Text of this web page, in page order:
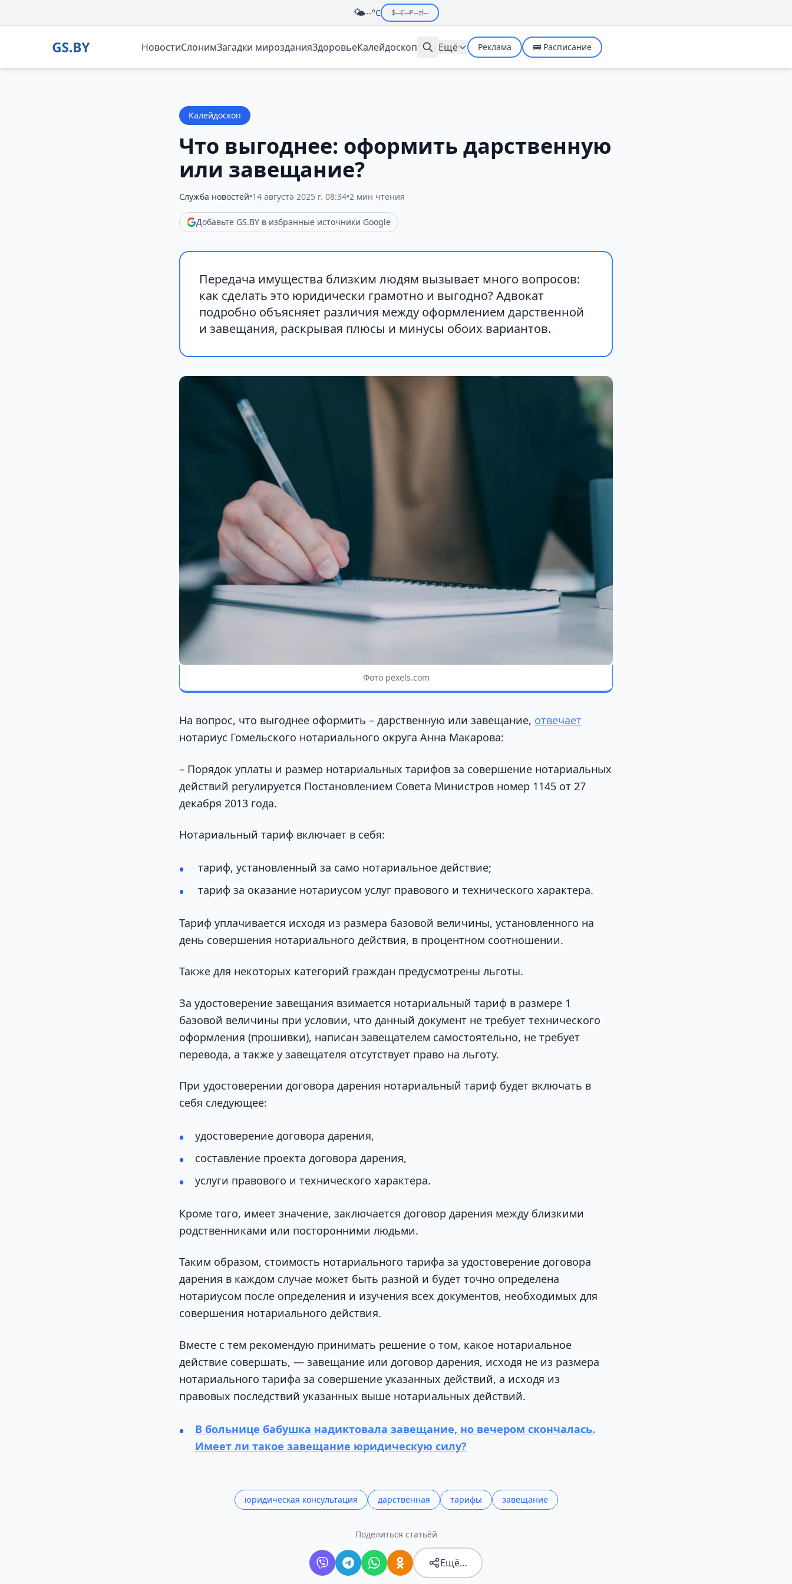
🌤️--°C $--€--₽--zł--
НовостиСлонимЗагадки мирозданияЗдоровьеКалейдоскоп Ещё Реклама 🚌 Расписание
Калейдоскоп
Что выгоднее: оформить дарственную
или завещание?
Служба новостей•14 августа 2025 г. 08:34•2 мин чтения
Добавьте GS.BY в избранные источники Google
Передача имущества близким людям вызывает много вопросов:
как сделать это юридически грамотно и выгодно? Адвокат
подробно объясняет различия между оформлением дарственной
и завещания, раскрывая плюсы и минусы обоих вариантов.
Фото pexels.com
На вопрос, что выгоднее оформить – дарственную или завещание, отвечает
нотариус Гомельского нотариального округа Анна Макарова:
– Порядок уплаты и размер нотариальных тарифов за совершение нотариальных
действий регулируется Постановлением Совета Министров номер 1145 от 27
декабря 2013 года.
Нотариальный тариф включает в себя:
тариф, установленный за само нотариальное действие;
тариф за оказание нотариусом услуг правового и технического характера.
Тариф уплачивается исходя из размера базовой величины, установленного на
день совершения нотариального действия, в процентном соотношении.
Также для некоторых категорий граждан предусмотрены льготы.
За удостоверение завещания взимается нотариальный тариф в размере 1
базовой величины при условии, что данный документ не требует технического
оформления (прошивки), написан завещателем самостоятельно, не требует
перевода, а также у завещателя отсутствует право на льготу.
При удостоверении договора дарения нотариальный тариф будет включать в
себя следующее:
удостоверение договора дарения,
составление проекта договора дарения,
услуги правового и технического характера.
Кроме того, имеет значение, заключается договор дарения между близкими
родственниками или посторонними людьми.
Таким образом, стоимость нотариального тарифа за удостоверение договора
дарения в каждом случае может быть разной и будет точно определена
нотариусом после определения и изучения всех документов, необходимых для
совершения нотариального действия.
Вместе с тем рекомендую принимать решение о том, какое нотариальное
действие совершать, — завещание или договор дарения, исходя не из размера
нотариального тарифа за совершение указанных действий, а исходя из
правовых последствий указанных выше нотариальных действий.
В больнице бабушка надиктовала завещание, но вечером скончалась.
Имеет ли такое завещание юридическую силу?
юридическая консультация дарственная тарифы завещание
Поделиться статьёй
Ещё…